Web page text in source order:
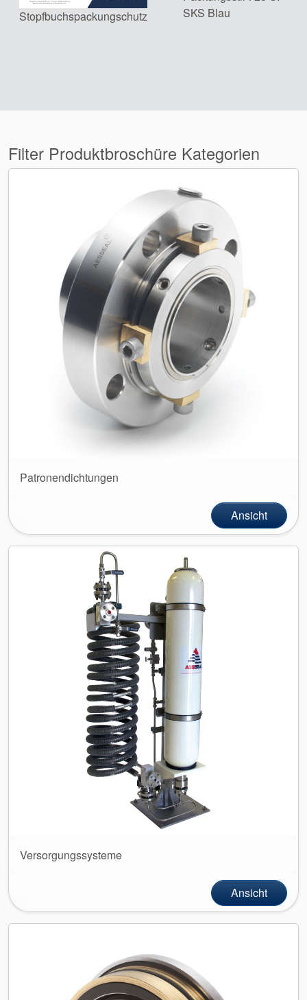
Nachhaltigkeit
Video
Stopfbuchspackungschutz
SKS Blau
Filter Produktbroschüre Kategorien
Patronendichtungen
Ansicht
Versorgungssysteme
Ansicht